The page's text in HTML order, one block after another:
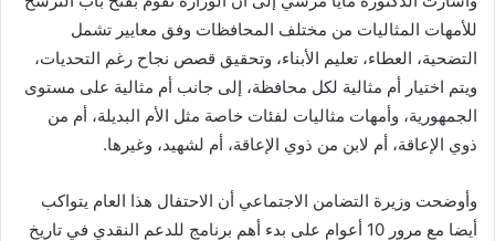
للأمهات المثاليات من مختلف المحافظات وفق معايير تشمل
التضحية، العطاء، تعليم الأبناء، وتحقيق قصص نجاح رغم التحديات،
ويتم اختيار أم مثالية لكل محافظة، إلى جانب أم مثالية على مستوى
الجمهورية، وأمهات مثاليات لفئات خاصة مثل الأم البديلة، أم من
ذوي الإعاقة، أم لابن من ذوي الإعاقة، أم لشهيد، وغيرها.
وأوضحت وزيرة التضامن الاجتماعي أن الاحتفال هذا العام يتواكب
أيضا مع مرور 10 أعوام على بدء أهم برنامج للدعم النقدي في تاريخ